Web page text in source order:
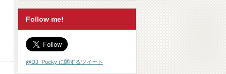
Follow me!
@DJ_Pocky に関するツイート